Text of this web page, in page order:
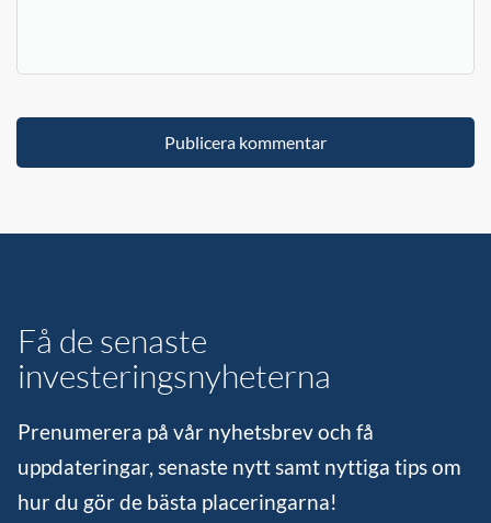
Få de senaste
investeringsnyheterna
Prenumerera på vår nyhetsbrev och få
uppdateringar, senaste nytt samt nyttiga tips om
hur du gör de bästa placeringarna!